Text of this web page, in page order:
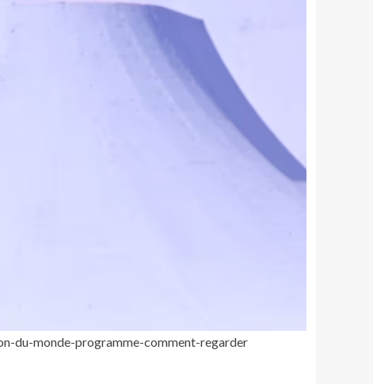
du-monde-programme-comment-regarder